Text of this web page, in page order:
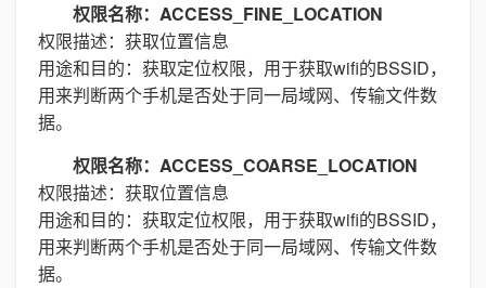
权限名称：ACCESS_FINE_LOCATION
权限描述：获取位置信息
用途和目的：获取定位权限，用于获取wifi的BSSID，
用来判断两个手机是否处于同一局域网、传输文件数
据。
权限名称：ACCESS_COARSE_LOCATION
权限描述：获取位置信息
用途和目的：获取定位权限，用于获取wifi的BSSID，
用来判断两个手机是否处于同一局域网、传输文件数
据。